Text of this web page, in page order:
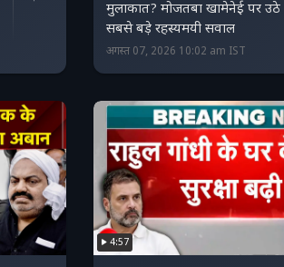
मुलाकात? मोजतबा खामेनेई पर उठे
सबसे बड़े रहस्यमयी सवाल
अगस्त 07, 2026 10:02 am IST
4:57